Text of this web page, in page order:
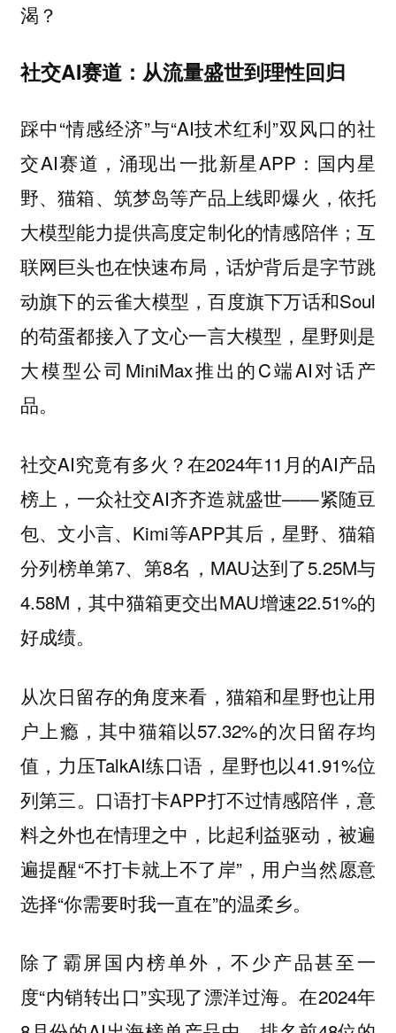
渴？
社交AI赛道：从流量盛世到理性回归
踩中“情感经济”与“AI技术红利”双风口的社
交AI赛道，涌现出一批新星APP：国内星
野、猫箱、筑梦岛等产品上线即爆火，依托
大模型能力提供高度定制化的情感陪伴；互
联网巨头也在快速布局，话炉背后是字节跳
动旗下的云雀大模型，百度旗下万话和Soul
的苟蛋都接入了文心一言大模型，星野则是
大模型公司MiniMax推出的C端AI对话产
品。
社交AI究竟有多火？在2024年11月的AI产品
榜上，一众社交AI齐齐造就盛世——紧随豆
包、文小言、Kimi等APP其后，星野、猫箱
分列榜单第7、第8名，MAU达到了5.25M与
4.58M，其中猫箱更交出MAU增速22.51%的
好成绩。
从次日留存的角度来看，猫箱和星野也让用
户上瘾，其中猫箱以57.32%的次日留存均
值，力压TalkAI练口语，星野也以41.91%位
列第三。口语打卡APP打不过情感陪伴，意
料之外也在情理之中，比起利益驱动，被遍
遍提醒“不打卡就上不了岸”，用户当然愿意
选择“你需要时我一直在”的温柔乡。
除了霸屏国内榜单外，不少产品甚至一
度“内销转出口”实现了漂洋过海。在2024年